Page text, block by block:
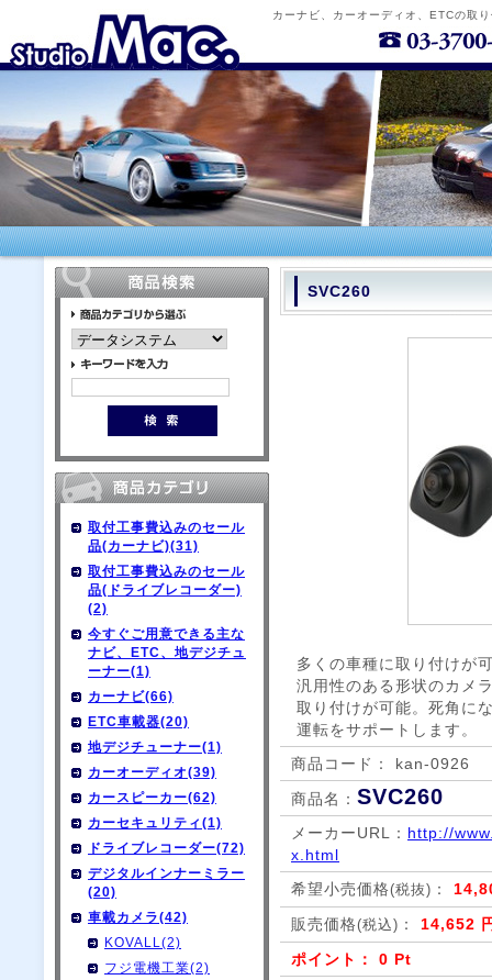
カーナビ、カーオーディオ、ETCの取
取付工事費込みのセール
品(カーナビ)(31)
取付工事費込みのセール
品(ドライブレコーダー)
(2)
今すぐご用意できる主な
ナビ、ETC、地デジチュ
ーナー(1)
カーナビ(66)
ETC車載器(20)
地デジチューナー(1)
カーオーディオ(39)
カースピーカー(62)
カーセキュリティ(1)
ドライブレコーダー(72)
デジタルインナーミラー
(20)
車載カメラ(42)
KOVALL(2)
フジ電機工業(2)
SVC260
多くの車種に取り付けが
汎用性のある形状のカメ
取り付けが可能。死角に
運転をサポートします。
商品コード： kan-0926
商品名： SVC260
メーカーURL： http://
x.html
希望小売価格(税抜) ：
販売価格(税込) ： 14,652
ポイント： 0 Pt